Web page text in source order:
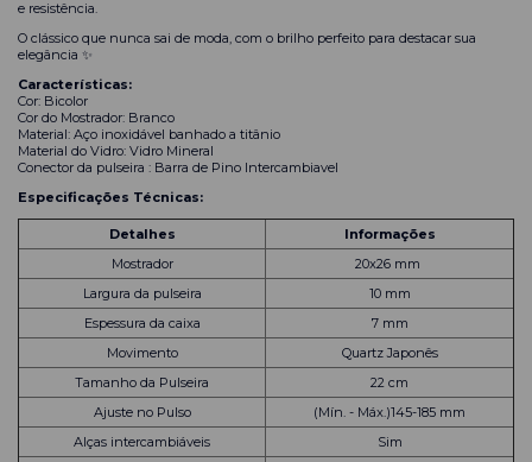
e resistência.
O clássico que nunca sai de moda, com o brilho perfeito para destacar sua
elegância ✨
Características:
Cor: Bicolor
Cor do Mostrador: Branco
Material: Aço inoxidável banhado a titânio
Material do Vidro: Vidro Mineral
Conector da pulseira : Barra de Pino Intercambiavel
Especificações Técnicas:
Detalhes
Informações
Mostrador
20x26 mm
Largura da pulseira
10 mm
Espessura da caixa
7 mm
Movimento
Quartz Japonês
Tamanho da Pulseira
22 cm
Ajuste no Pulso
(Mín. - Máx.)145-185 mm
Alças intercambiáveis
Sim